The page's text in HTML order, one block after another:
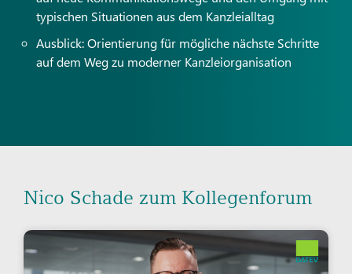
typischen Situationen aus dem Kanzleialltag
Ausblick: Orientierung für mögliche nächste Schritte
auf dem Weg zu moderner Kanzleiorganisation
Nico Schade zum Kollegenforum